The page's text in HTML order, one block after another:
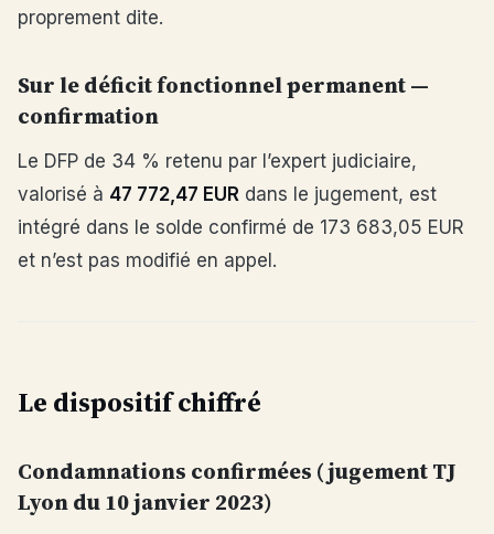
proprement dite.
Sur le déficit fonctionnel permanent —
confirmation
Le DFP de 34 % retenu par l’expert judiciaire,
valorisé à 47 772,47 EUR dans le jugement, est
intégré dans le solde confirmé de 173 683,05 EUR
et n’est pas modifié en appel.
Le dispositif chiffré
Condamnations confirmées (jugement TJ
Lyon du 10 janvier 2023)